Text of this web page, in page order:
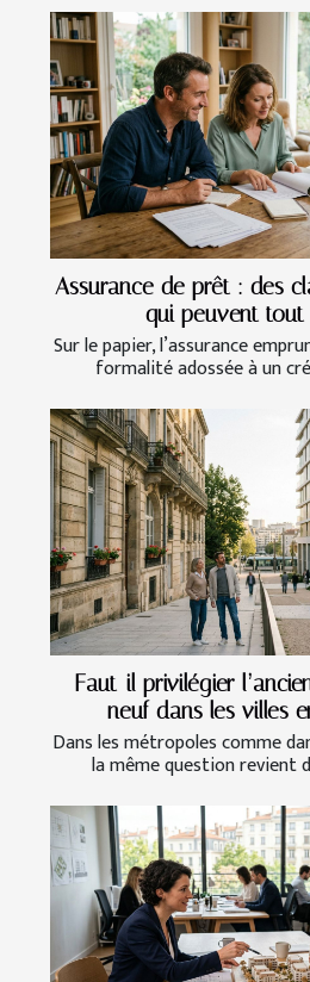
Assurance de prêt : des
qui peuvent tout
Sur le papier, l’assurance
formalité adossée à un
Faut-il privilégier
neuf dans les villes
Dans les métropoles comme
la même question revient